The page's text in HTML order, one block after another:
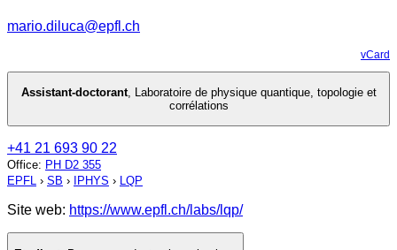
mario.diluca@epfl.ch
vCard
Assistant-doctorant, Laboratoire de physique quantique, topologie et
corrélations
+41 21 693 90 22
Office: PH D2 355
EPFL › SB › IPHYS › LQP
Site web: https://www.epfl.ch/labs/lqp/